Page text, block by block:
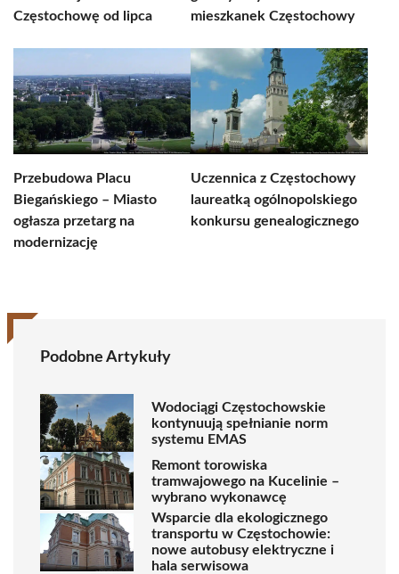
Częstochowę od lipca
mieszkanek Częstochowy
Przebudowa Placu
Biegańskiego – Miasto
ogłasza przetarg na
modernizację
Uczennica z Częstochowy
laureatką ogólnopolskiego
konkursu genealogicznego
Podobne Artykuły
Wodociągi Częstochowskie
kontynuują spełnianie norm
systemu EMAS
Remont torowiska
tramwajowego na Kucelinie –
wybrano wykonawcę
Wsparcie dla ekologicznego
transportu w Częstochowie:
nowe autobusy elektryczne i
hala serwisowa